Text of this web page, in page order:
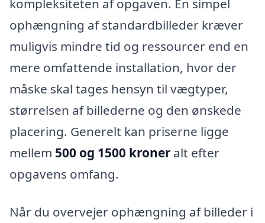
kompleksiteten af opgaven. En simpel
ophængning af standardbilleder kræver
muligvis mindre tid og ressourcer end en
mere omfattende installation, hvor der
måske skal tages hensyn til vægtyper,
størrelsen af billederne og den ønskede
placering. Generelt kan priserne ligge
mellem 500 og 1500 kroner alt efter
opgavens omfang.
Når du overvejer ophængning af billeder i